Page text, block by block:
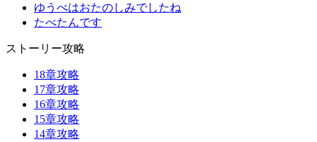
ゆうべはおたのしみでしたね
たべたんです
ストーリー攻略
18章攻略
17章攻略
16章攻略
15章攻略
14章攻略